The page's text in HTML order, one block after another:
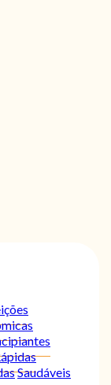
Saudáveis